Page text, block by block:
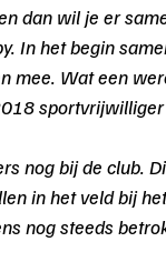
dan wil je er
In het begin
mee. Wat een
nog bij de club.
in het veld bij
nog steeds